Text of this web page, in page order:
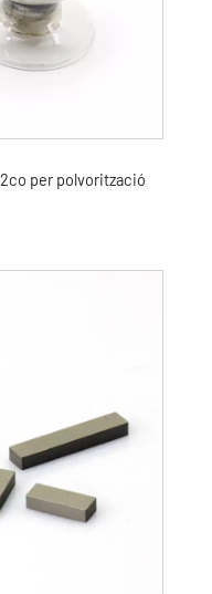
per polvorització